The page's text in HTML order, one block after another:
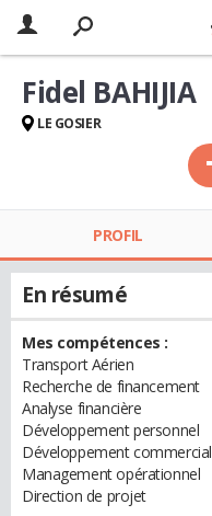
Fidel BAHIJIA
LE GOSIER
PROFIL
En résumé
Mes compétences :
Transport Aérien
Recherche de financement
Analyse financière
Développement personnel
Développement commercial
Management opérationnel
Direction de projet